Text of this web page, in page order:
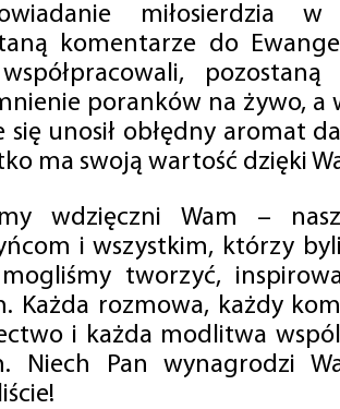
miłosierdzia
komentarze do
poranków na żywo, a
się unosił obłędny aromat
ma swoją wartość dzięki
wdzięczni Wam –
i wszystkim, którzy
tworzyć,
Każda rozmowa, każdy
i każda modlitwa
Niech Pan wynagrodzi